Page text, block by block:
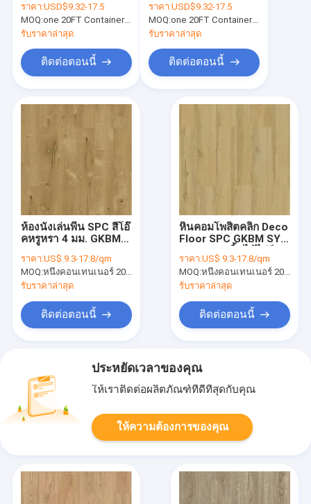
เป็นมิตรกับสิ่งแวดล้อม
GKBM MJ-W6003
ราคา:USD$9.32-17.5
MOQ:one 20FT Container; หนึ่งคอนเทนเนอร์ 20FT; or 2500 square
รับราคาล่าสุด
ติดต่อตอนนี้
0.6mm GKBM
Greenpy MJ-W6009
ราคา:USD$9.32-17.5
MOQ:one 20FT Container; หนึ่งคอนเทน
รับราคาล่าสุด
ติดต่อตอนนี้
ห้องนั่งเล่นพื้น SPC สีโอ๊
คหรูหรา 4 มม. GKBM
ราคา:US$ 9.3-17.8/qm
MOQ:หนึ่งคอนเทนเนอร์ 20FT หรือ 2500 ตารางเมตร
รับราคาล่าสุด
ติดต่อตอนนี้
หินคอมโพสิตคลิก Deco
Floor SPC GKBM SY-
เหลือง
ราคา:US$ 9.3-17.8/qm
MOQ:หนึ่งคอนเทนเนอร์ 20FT หรือ 2500 ตารางเมตร
รับราคาล่าสุด
ติดต่อตอนนี้
ประหยัดเวลาของคุณ
ให้เราติดต่อผลิตภัณฑ์ที่ดีที่สุดกับคุณ
ให้ความต้องการของคุณ